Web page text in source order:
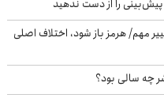
را از دست ندهید
مهم/ هرمز باز شود، اختلاف اصلی
چه سالی بود؟